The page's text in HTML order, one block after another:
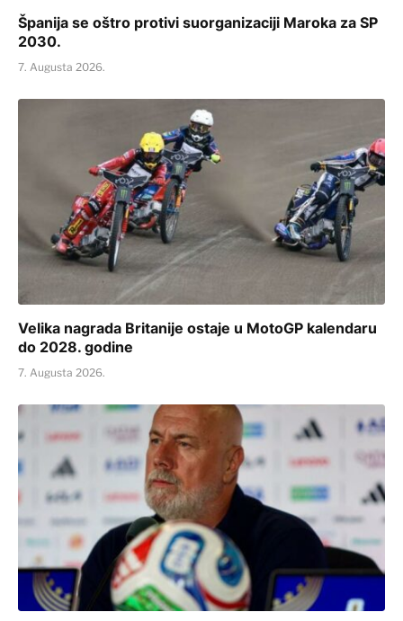
Španija se oštro protivi suorganizaciji Maroka za SP
2030.
7. Augusta 2026.
Velika nagrada Britanije ostaje u MotoGP kalendaru
do 2028. godine
7. Augusta 2026.